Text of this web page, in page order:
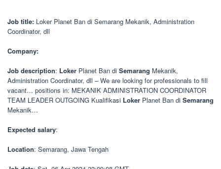
Job title: Loker Planet Ban di Semarang Mekanik, Administration
Coordinator, dll
Company:
Job description: Loker Planet Ban di Semarang Mekanik,
Administration Coordinator, dll – We are looking for professionals to fill
vacant… positions in: MEKANIK ADMINISTRATION COORDINATOR
TEAM LEADER OUTGOING Kualifikasi Loker Planet Ban di Semarang
Mekanik…
Expected salary:
Location: Semarang, Jawa Tengah